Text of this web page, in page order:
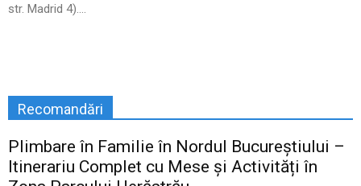
str. Madrid 4)....
Recomandări
Plimbare în Familie în Nordul Bucureștiului –
Itinerariu Complet cu Mese și Activități în